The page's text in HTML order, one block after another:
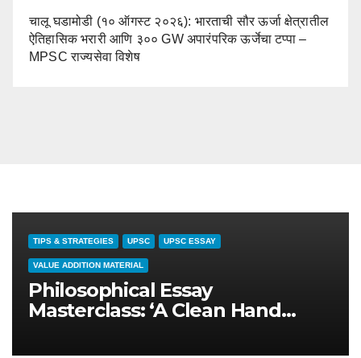
चालू घडामोडी (१० ऑगस्ट २०२६): भारताची सौर ऊर्जा क्षेत्रातील
ऐतिहासिक भरारी आणि ३०० GW अपारंपरिक ऊर्जेचा टप्पा –
MPSC राज्यसेवा विशेष
TIPS & STRATEGIES UPSC UPSC ESSAY
VALUE ADDITION MATERIAL
Philosophical Essay
Masterclass: ‘A Clean Hand
in Governance (UPSC & MPSC)